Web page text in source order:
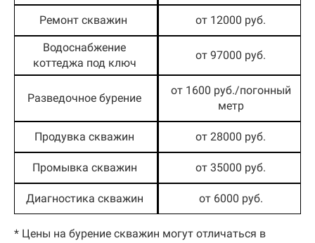
Ремонт скважин от 12000 руб.
Водоснабжение
коттеджа под ключ
от 97000 руб.
Разведочное бурение
от 1600 руб./погонный
метр
Продувка скважин от 28000 руб.
Промывка скважин от 35000 руб.
Диагностика скважин от 6000 руб.
* Цены на бурение скважин могут отличаться в